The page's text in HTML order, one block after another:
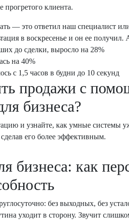
прогретого клиента.
— это ответил наш специалист
в воскресенье и он ее
до сделки, выросло на 28%
на 40%
с 1,5 часов в будни до 10 секунд
продажи с
бизнеса?
и узнайте, как умные системы
его более эффективным.
бизнеса: как
без выходных, без
уходит в сторону. Звучит